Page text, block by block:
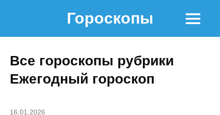
Гороскопы
Все гороскопы рубрики
Ежегодный гороскоп
16.01.2026